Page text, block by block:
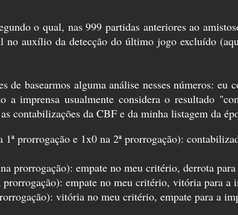
o qual, nas 999 partidas anteriores ao
no auxílio da detecção do último jogo excluído
de basearmos alguma análise nesses números:
imprensa usualmente considera o resultado
contabilizações da CBF e da minha listagem da
prorrogação e 1x0 na 2ª prorrogação):
prorrogação): empate no meu critério, derrota para
empate no meu critério, vitória para a
vitória no meu critério, empate para a